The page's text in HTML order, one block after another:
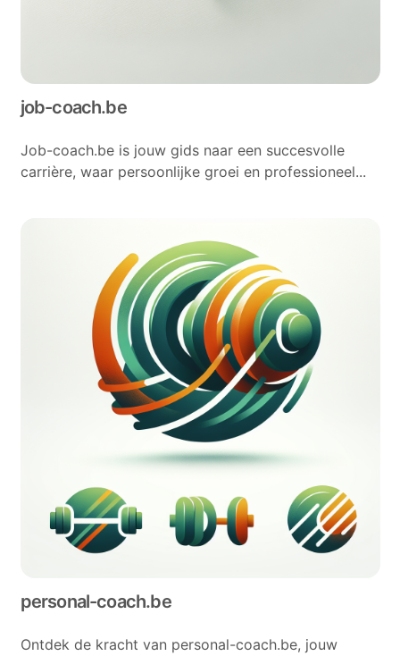
job-coach.be
Job-coach.be is jouw gids naar een succesvolle
carrière, waar persoonlijke groei en professioneel...
personal-coach.be
Ontdek de kracht van personal-coach.be, jouw